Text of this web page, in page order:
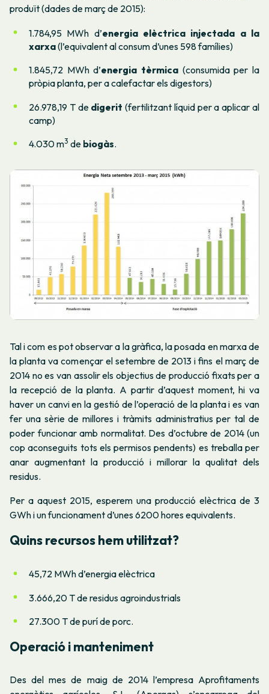
produït (dades de març de 2015):
1.784,95 MWh d’energia elèctrica injectada a la
xarxa(l’equivalent al consum d’unes 598 famílies)
1.845,72 MWh d’energia tèrmica (consumida per la
pròpia planta, per a calefactar els digestors)
26.978,19 T de digerit (fertilitzant líquid per a aplicar al
camp)
4.030 m3 de biogàs.
Tal i com es pot observar a la gràfica, la posada en marxa de
la planta va començar el setembre de 2013 i fins el març de
2014 no es van assolir els objectius de producció fixats per a
la recepció de la planta. A partir d’aquest moment, hi va
haver un canvi en la gestió de l’operació de la planta i es van
fer una sèrie de millores i tràmits administratius per tal de
poder funcionar amb normalitat. Des d’octubre de 2014 (un
cop aconseguits tots els permisos pendents) es treballa per
anar augmentant la producció i millorar la qualitat dels
residus.
Per a aquest 2015, esperem una producció elèctrica de 3
GWh i un funcionament d’unes 6200 hores equivalents.
Quins recursos hem utilitzat?
45,72 MWh d’energia elèctrica
3.666,20 T de residus agroindustrials
27.300 T de purí de porc.
Operació i manteniment
Des del mes de maig de 2014 l’empresa Aprofitaments